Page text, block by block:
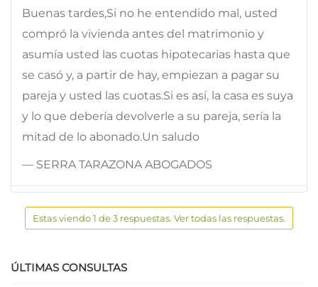
Buenas tardes,Si no he entendido mal, usted
compró la vivienda antes del matrimonio y
asumía usted las cuotas hipotecarias hasta que
se casó y, a partir de hay, empiezan a pagar su
pareja y usted las cuotas.Si es así, la casa es suya
y lo que debería devolverle a su pareja, sería la
mitad de lo abonado.Un saludo
— SERRA TARAZONA ABOGADOS
Estas viendo 1 de 3 respuestas. Ver todas las respuestas.
ÚLTIMAS CONSULTAS